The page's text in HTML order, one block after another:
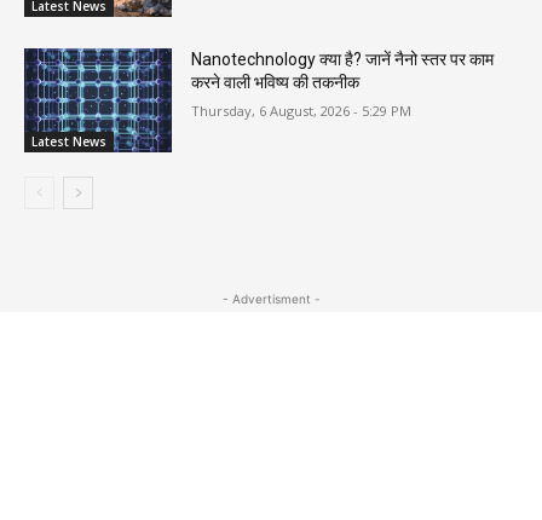
Latest News
Latest News
Nanotechnology क्या है? जानें नैनो स्तर पर काम
करने वाली भविष्य की तकनीक
Thursday, 6 August, 2026 - 5:29 PM
- Advertisment -